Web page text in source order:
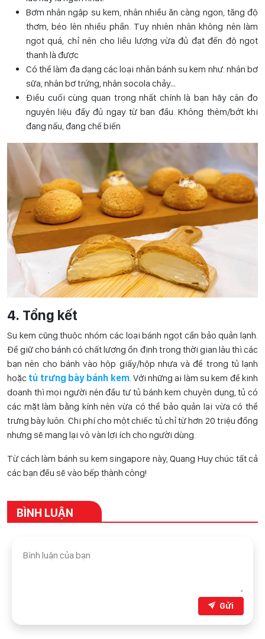
Bơm nhân ngập su kem, nhân nhiều ăn càng ngon, tăng độ
thơm, béo lên nhiều phần. Tuy nhiên nhân không nên làm
ngọt quá, chỉ nên cho liều lượng vừa đủ đạt đến độ ngọt
thanh là được
Có thể làm đa dạng các loại nhân bánh su kem như: nhân bơ
sữa, nhân bơ trứng, nhân socola chảy…
Điều cuối cùng quan trọng nhất chính là bạn hãy cân đo
nguyên liệu đầy đủ ngay từ ban đầu. Không thêm/bớt khi
đang nấu, đang chế biến
4. Tổng kết
Su kem cũng thuộc nhóm các loại bánh ngọt cần bảo quản lạnh.
Để giữ cho bánh có chất lượng ổn định trong thời gian lâu thì các
bạn nên cho bánh vào hộp giấy/hộp nhựa và để trong tủ lạnh
hoặc tủ trưng bày bánh kem. Với những ai làm su kem để kinh
doanh thì mọi người nên đầu tư tủ bánh kem chuyên dụng, tủ có
các mặt làm bằng kính nên vừa có thể bảo quản lại vừa có thể
trưng bày luôn. Chi phí cho một chiếc tủ chỉ từ hơn 20 triệu đồng
nhưng sẽ mang lại vô vàn lợi ích cho người dùng.
Từ cách làm bánh su kem singapore này, Quang Huy chúc tất cả
các bạn đều sẽ vào bếp thành công!
BÌNH LUẬN
Gửi